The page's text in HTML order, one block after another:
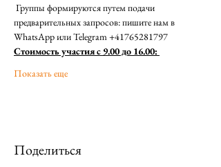
Группы формируются путем подачи
предварительных запросов: пишите нам в
WhatsApp или Telegram +41765281797
Стоимость участия с 9.00 до 16.00:
Показать еще
Поделиться